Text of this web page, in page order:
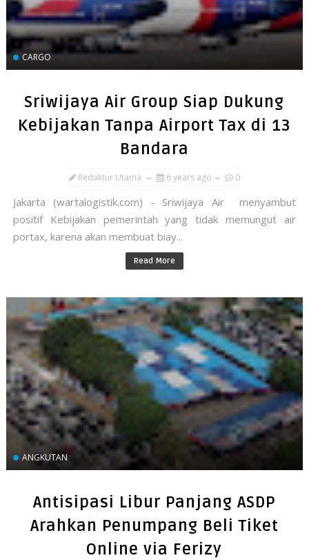
CARGO
Sriwijaya Air Group Siap Dukung
Kebijakan Tanpa Airport Tax di 13
Bandara
Redaktur Utama 6 years ago 0
Jakarta (wartalogistik.com) - Sriwijaya Air menyambut
positif Kebijakan pemerintah yang tidak memungut air
portax, karena akan membuat biay...
Read More
ANGKUTAN
Antisipasi Libur Panjang ASDP
Arahkan Penumpang Beli Tiket
Online via Ferizy